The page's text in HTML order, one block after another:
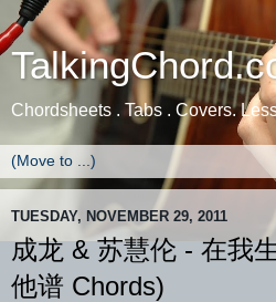
Chordsheets . Tabs . Covers.
TUESDAY, NOVEMBER 29, 2011
成龙 & 苏慧伦 - 在我
他谱 Chords)